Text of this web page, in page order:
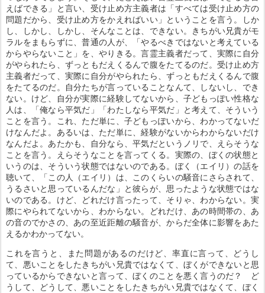
えばできる」と言い、受け止め方主義者は「すべては受け止め方の
問題だから、受け止め方をかえればいい」ということを言う。しか
し、しかし、しかし、そんなことは、できない。きちがい兄貴がモ
ラルをまもらずに、普通の人が、「やるべきではないと考えている
からやらないこと」を、やりきる。言霊主義者だって、実際に自分
がやられたら、ずっともだえくるんで腹をたてるのだ。受け止め方
主義者だって、実際に自分がやられたら、ずっともだえくるんで腹
をたてるのだ。自分たちが言っていることなんて、しないし、でき
ない。けど、自分が実際に経験してないから、子どもっぽい性格な
人は、「俺なら平気だ」「わたしなら平気だ」と考えて、そういう
ことを言う。これ、ただ単に、子どもっぽいから、わかってないだ
けなんだよ。あるいは、ただ単に、経験がないからわからないだけ
なんだよ。あたかも、自分なら、平気だというノリで、えらそうな
ことを言う。えらそうなことを言ってくる。実際の、ぼくの状態と
いうのは、そういう状態ではないのである。ぼく（エイリ）の話を
聴いて、「この人（エイリ）は、このくらいの騒音にさらされて、
うるさいと思っているんだな」と彼らが、思ったような状態ではな
いのである。けど、どれだけ言ったって、そりゃ、わからない。実
際にやられてないから、わからない。どれだけ、あの時間帯の、あ
の音のでかさの、あの至近距離の騒音が、からだ全体に影響をあた
えるかわかってない。
これを言うと、また問題があるのだけど、率直に言って、どうし
て、悪いことをしたきちがい兄貴ではなくて、ぼくができないと思
っているからできないと言って、ぼくのことを悪く言うのだ？ ど
うして、どうして、悪いことをしたきちがい兄貴ではなくて、ぼく